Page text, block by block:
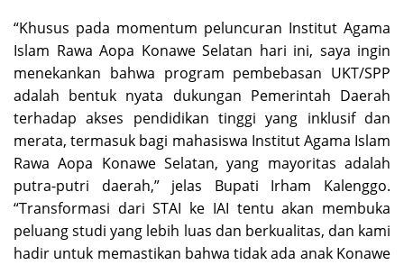
“Khusus pada momentum peluncuran Institut Agama
Islam Rawa Aopa Konawe Selatan hari ini, saya ingin
menekankan bahwa program pembebasan UKT/SPP
adalah bentuk nyata dukungan Pemerintah Daerah
terhadap akses pendidikan tinggi yang inklusif dan
merata, termasuk bagi mahasiswa Institut Agama Islam
Rawa Aopa Konawe Selatan, yang mayoritas adalah
putra-putri daerah,” jelas Bupati Irham Kalenggo.
“Transformasi dari STAI ke IAI tentu akan membuka
peluang studi yang lebih luas dan berkualitas, dan kami
hadir untuk memastikan bahwa tidak ada anak Konawe